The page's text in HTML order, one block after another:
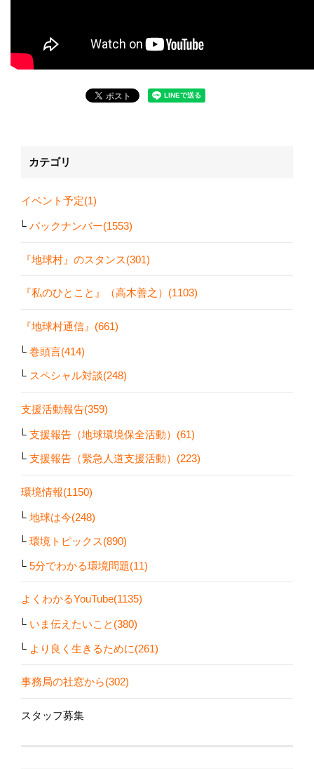
カテゴリ
イベント予定(1)
バックナンバー(1553)
『地球村』のスタンス(301)
『私のひとこと』（高木善之）(1103)
『地球村通信』(661)
巻頭言(414)
スペシャル対談(248)
支援活動報告(359)
支援報告（地球環境保全活動）(61)
支援報告（緊急人道支援活動）(223)
環境情報(1150)
地球は今(248)
環境トピックス(890)
5分でわかる環境問題(11)
よくわかるYouTube(1135)
いま伝えたいこと(380)
より良く生きるために(261)
事務局の社窓から(302)
スタッフ募集